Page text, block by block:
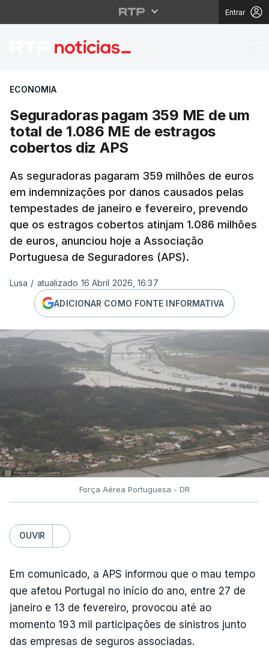
Entrar
Seguradoras pagam
ECONOMIA
Seguradoras pagam 359 ME de um
total de 1.086 ME de estragos
cobertos diz APS
As seguradoras pagaram 359 milhões de euros
em indemnizações por danos causados pelas
tempestades de janeiro e fevereiro, prevendo
que os estragos cobertos atinjam 1.086 milhões
de euros, anunciou hoje a Associação
Portuguesa de Seguradores (APS).
Lusa / atualizado 16 Abril 2026, 16:37
ADICIONAR COMO FONTE INFORMATIVA
Força Aérea Portuguesa - DR
OUVIR
Em comunicado, a APS informou que o mau tempo
que afetou Portugal no início do ano, entre 27 de
janeiro e 13 de fevereiro, provocou até ao
momento 193 mil participações de sinistros junto
das empresas de seguros associadas.